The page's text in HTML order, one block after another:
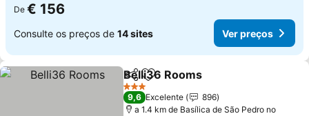
De € 156
Consulte os preços de 14 sites Ver preços
PartilharAdicionar aos favoritos
Belli36 Rooms
3 Estrelas
9,6 Excelente
896
a 1.4 km de Basílica de São Pedro no